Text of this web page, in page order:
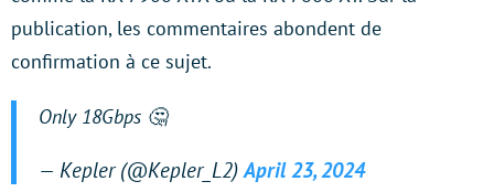
publication, les commentaires abondent de
confirmation à ce sujet.
Only 18Gbps 🤔
— Kepler (@Kepler_L2) April 23, 2024